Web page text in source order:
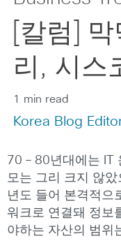
[칼럼]
리, 시스
1 min read
Korea Blog
70 – 80년대에는 IT
모는 그리 크지 않
년도 들어 본격적으
워크로 연결돼 정보
야하는 자산의 범위